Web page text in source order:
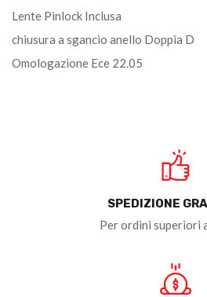
Lente Pinlock Inclusa
chiusura a sgancio anello Doppia D
Omologazione Ece 22.05
SPEDIZIONE
Per ordini superiori